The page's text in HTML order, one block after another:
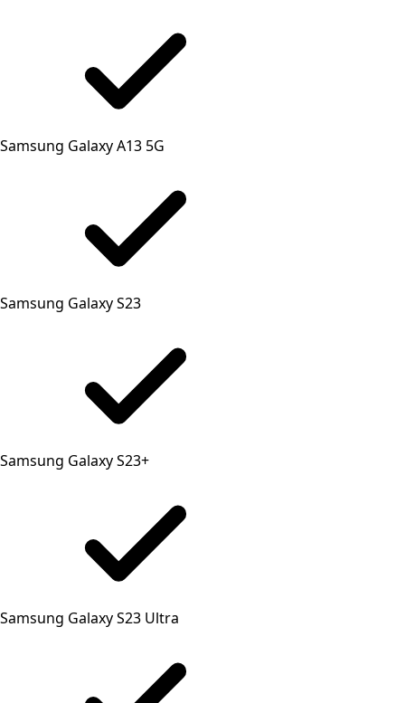
Samsung Galaxy A13 5G
Samsung Galaxy S23
Samsung Galaxy S23+
Samsung Galaxy S23 Ultra